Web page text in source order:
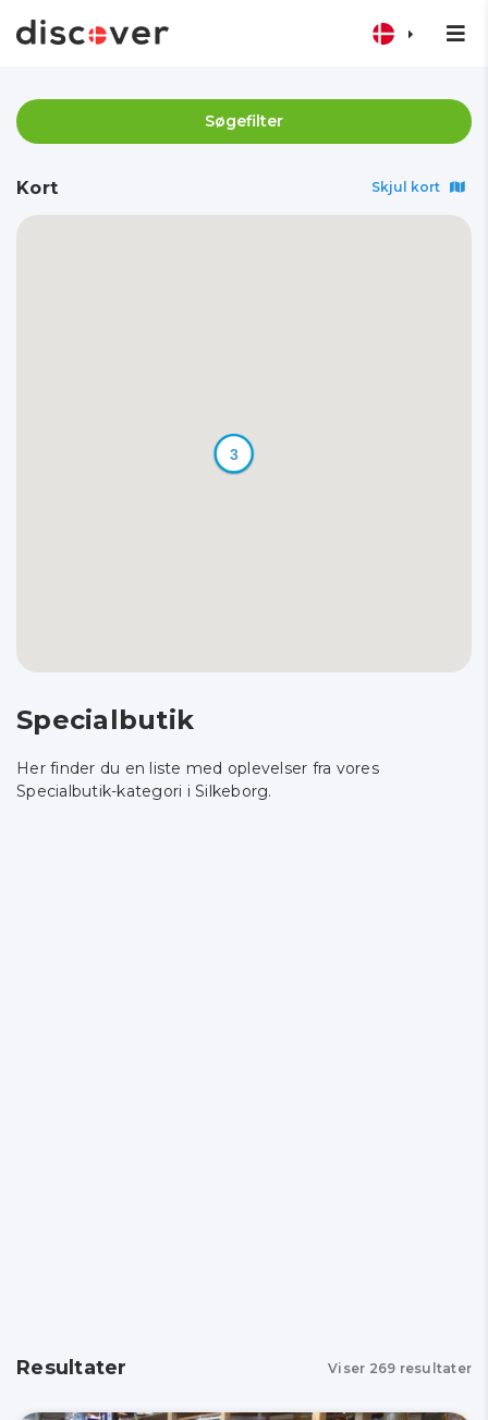
Søgefilter
Kort Skjul kort
3
Specialbutik
Her finder du en liste med oplevelser fra vores
Specialbutik-kategori i Silkeborg.
Resultater Viser 269 resultater